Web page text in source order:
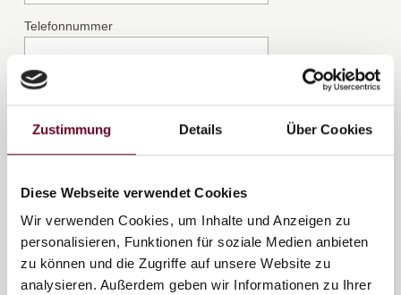
Zustimmung Details Über Cookies
Diese Webseite verwendet Cookies
Wir verwenden Cookies, um Inhalte und Anzeigen zu
personalisieren, Funktionen für soziale Medien anbieten
zu können und die Zugriffe auf unsere Website zu
analysieren. Außerdem geben wir Informationen zu Ihrer